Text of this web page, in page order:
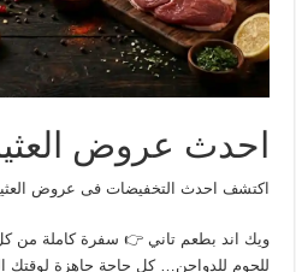
احدث عروض
اكتشف احدث التخفيضات فى عروض
ويك اند بطعم تاني 👉 سفرة كاملة من